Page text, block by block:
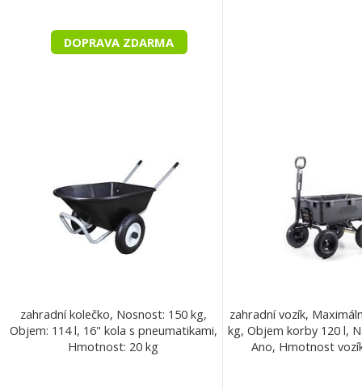
DOPRAVA ZDARMA
zahradní kolečko, Nosnost: 150 kg,
Objem: 114 l, 16" kola s pneumatikami,
Hmotnost: 20 kg
zahradní vozík,
kg, Objem korby 120 l,
Ano, Hmotnost